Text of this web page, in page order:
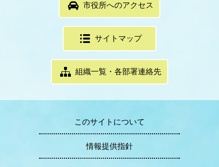
市役所へのアクセス
サイトマップ
組織一覧・各部署連絡先
このサイトについて
情報提供指針